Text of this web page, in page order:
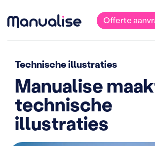
Hoofdnavigatie
Offerte
Technische illustraties
Manualise
technische
illustraties